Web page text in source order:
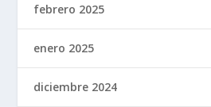
febrero 2025
enero 2025
diciembre 2024